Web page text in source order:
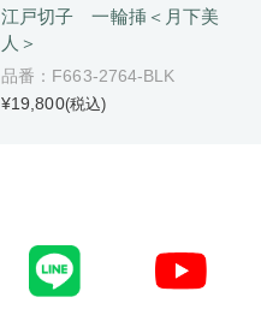
江戸切子 一輪挿＜月下美
人＞
品番：F663-2764-BLK
¥19,800(税込)